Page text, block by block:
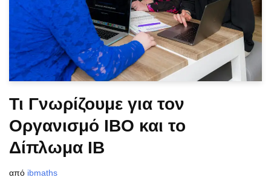
Τι Γνωρίζουμε για τον
Οργανισμό IBO και το
Δίπλωμα IB
από ibmaths